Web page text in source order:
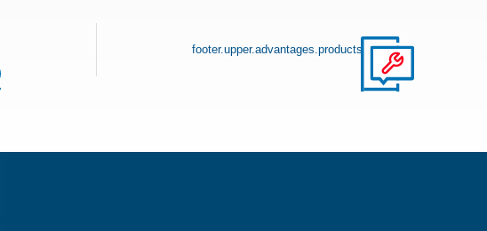
footer.upper.advantages.products